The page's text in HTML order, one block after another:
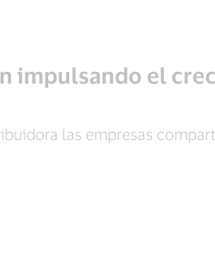
impulsando el
las empresas